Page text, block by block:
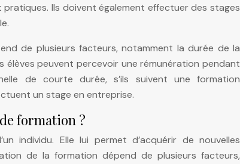
Ils doivent également effectuer des stages
de plusieurs facteurs, notamment la durée de la
peuvent percevoir une rémunération pendant
de courte durée, s’ils suivent une formation
un stage en entreprise.
formation ?
individu. Elle lui permet d’acquérir de nouvelles
de la formation dépend de plusieurs facteurs,